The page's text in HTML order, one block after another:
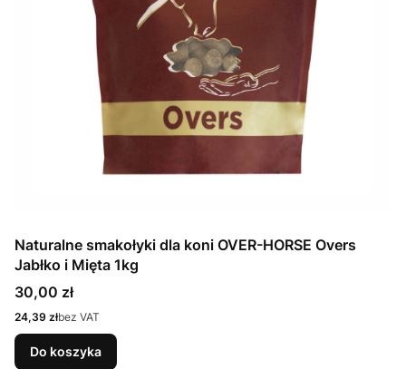
Naturalne smakołyki dla koni OVER-HORSE Overs
Jabłko i Mięta 1kg
Cena
30,00 zł
Cena
24,39 złbez VAT
Do koszyka